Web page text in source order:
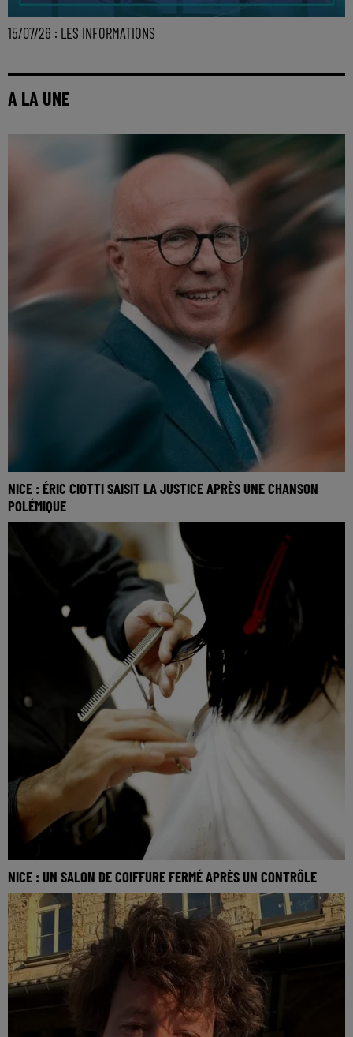
15/07/26 : LES INFORMATIONS
A LA UNE
NICE : ÉRIC CIOTTI SAISIT LA JUSTICE APRÈS UNE CHANSON
POLÉMIQUE
NICE : UN SALON DE COIFFURE FERMÉ APRÈS UN CONTRÔLE